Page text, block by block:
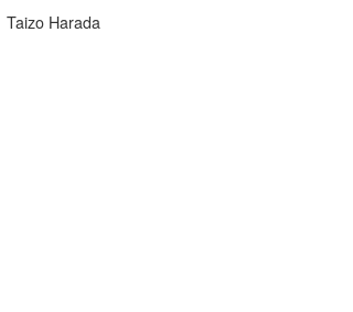
Taizo Harada